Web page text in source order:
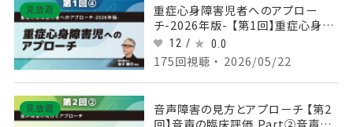
見放題
重症心身障害児者へのアプロー
チ-2026年版- 【第1回】重症心身障
害児へのアプローチ Part④足底内
在筋、広背筋、腹直筋の治療
12 / 0.0
175回視聴 ・ 2026/05/22
見放題
音声障害の見方とアプローチ 【第2
回】音声の臨床評価 Part②音声の